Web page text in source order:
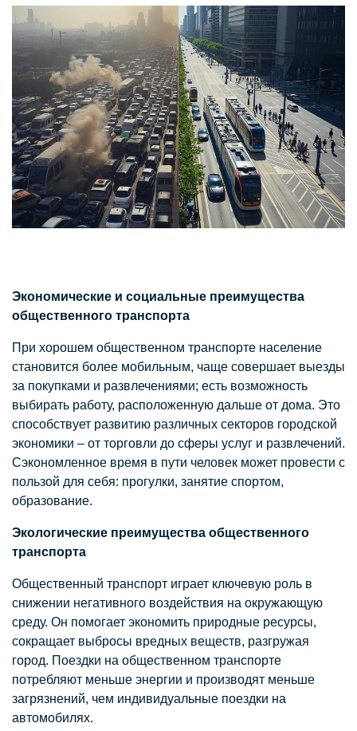
Экономические и социальные преимущества
общественного транспорта
При хорошем общественном транспорте население
становится более мобильным, чаще совершает выезды
за покупками и развлечениями; есть возможность
выбирать работу, расположенную дальше от дома. Это
способствует развитию различных секторов городской
экономики – от торговли до сферы услуг и развлечений.
Сэкономленное время в пути человек может провести с
пользой для себя: прогулки, занятие спортом,
образование.
Экологические преимущества общественного
транспорта
Общественный транспорт играет ключевую роль в
снижении негативного воздействия на окружающую
среду. Он помогает экономить природные ресурсы,
сокращает выбросы вредных веществ, разгружая
город. Поездки на общественном транспорте
потребляют меньше энергии и производят меньше
загрязнений, чем индивидуальные поездки на
автомобилях.